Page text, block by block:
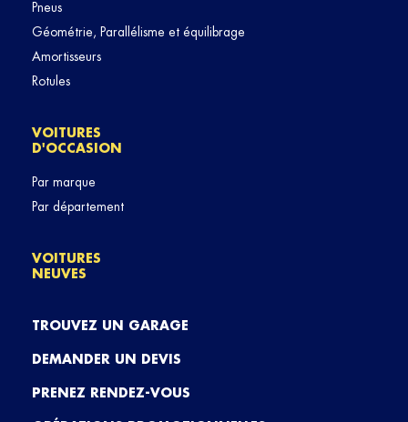
Pneus
Géométrie, Parallélisme et équilibrage
Amortisseurs
Rotules
VOITURES
D'OCCASION
Par marque
Par département
VOITURES
NEUVES
TROUVEZ UN GARAGE
DEMANDER UN DEVIS
PRENEZ RENDEZ-VOUS